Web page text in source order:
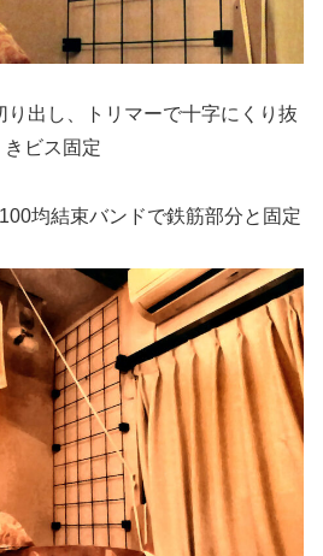
り出し、トリマーで十字にくり抜
きビス固定
均結束バンドで鉄筋部分と固定